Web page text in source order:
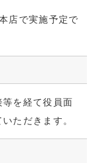
店で実施予定で
を経て役員面
ただきます。